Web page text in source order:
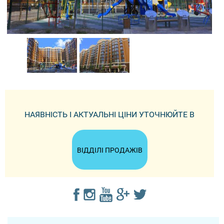
НАЯВНІСТЬ І АКТУАЛЬНІ ЦІНИ УТОЧНЮЙТЕ В
ВІДДІЛІ ПРОДАЖІВ